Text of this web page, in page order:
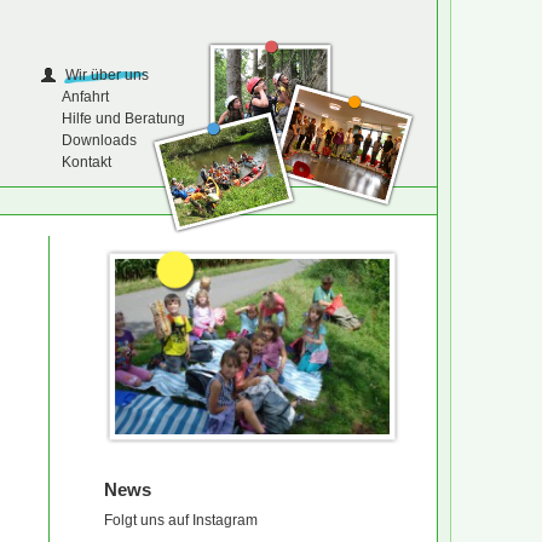
Wir über uns
Anfahrt
Hilfe und Beratung
Downloads
Kontakt
News
Folgt uns auf Instagram